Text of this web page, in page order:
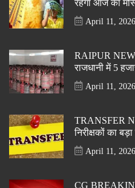
रहेगा आज का
April 11, 2026
RAIPUR
राजधानी में 5
April 11, 2026
TRANSFER
निरीक्षकों का
April 11, 2026